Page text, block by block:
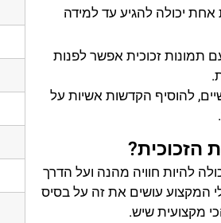
יכולה להגיע עד למידה
זכוכית אפשר לפנות
להוסיף הקדשות אשיות על
הזכוכית?
להיות חוויה מהנה ועל הדרך
המקצוע עושים את זה על בסיס
מקצועית שיש.